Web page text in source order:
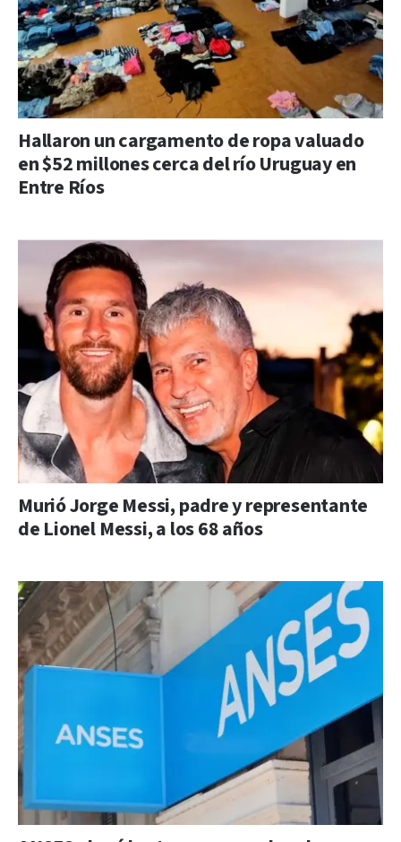
Hallaron un cargamento de ropa valuado
en $52 millones cerca del río Uruguay en
Entre Ríos
Murió Jorge Messi, padre y representante
de Lionel Messi, a los 68 años